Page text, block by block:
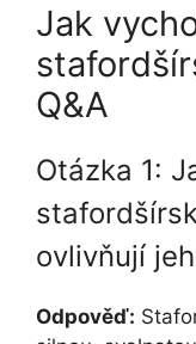
Jak
Q&A
Otázka 1:
ovlivňují
Odpověď: